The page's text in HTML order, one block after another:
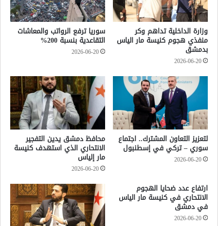
وزارة الداخلية تداهم وكر
منفذي هجوم كنيسة مار الياس
بدمشق
2026-06-20
سوريا ترفع الرواتب والمعاشات
التقاعدية بنسبة 200%
2026-06-20
لتعزيز التعاون المشترك.. اجتماع
سوري – تركي في إسطنبول
2026-06-20
محافظ دمشق يدين التفجير
الانتحاري الذي استهدف كنيسة
مار إلياس
2026-06-20
ارتفاع عدد ضحايا الهجوم
الانتحاري في كنيسة مار الياس
في دمشق
2026-06-20